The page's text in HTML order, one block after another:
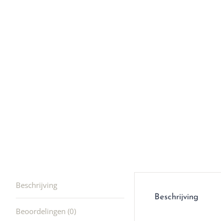
ook
Beschrijving
Beoordelingen (0)
Beschrijving